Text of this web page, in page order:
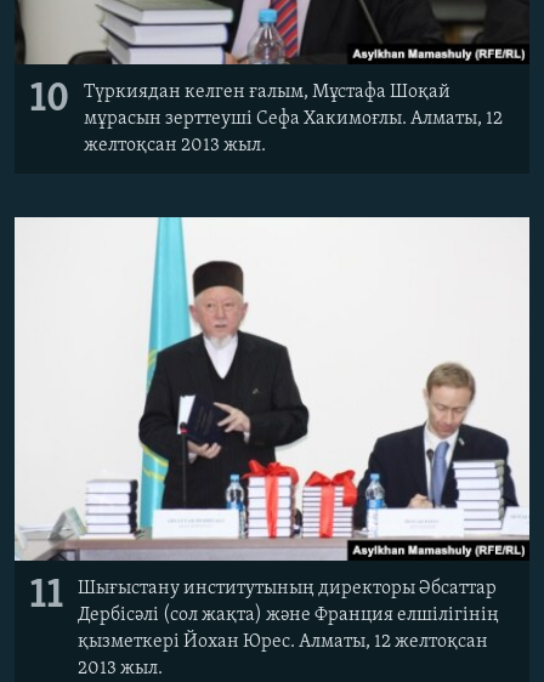
10
Түркиядан келген ғалым, Мұстафа Шоқай
мұрасын зерттеуші Сефа Хакимоғлы. Алматы, 12
желтоқсан 2013 жыл.
11
Шығыстану институтының директоры Әбсаттар
Дербісәлі (сол жақта) және Франция елшілігінің
қызметкері Йохан Юрес. Алматы, 12 желтоқсан
2013 жыл.